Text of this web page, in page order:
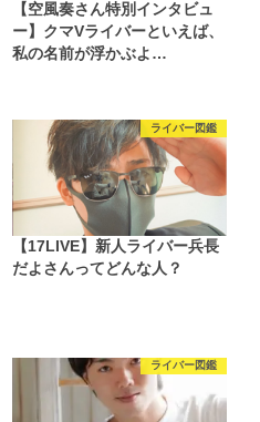
【空風奏さん特別インタビュ
ー】クマVライバーといえば、
私の名前が浮かぶよ…
ライバー図鑑
【17LIVE】新人ライバー兵長
だよさんってどんな人？
ライバー図鑑